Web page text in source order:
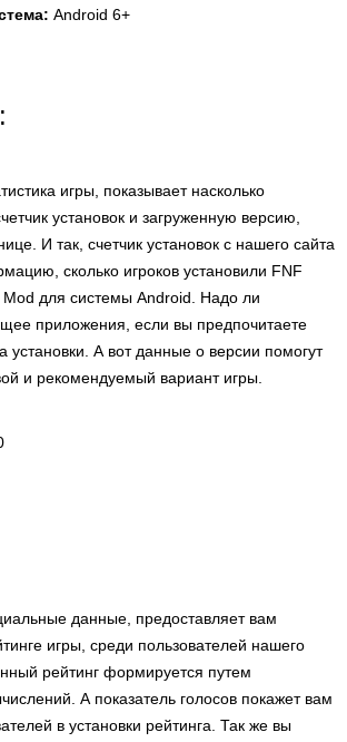
Android 6+
игры, показывает насколько
установок и загруженную версию,
И так, счетчик установок с нашего сайта
сколько игроков установили FNF
для системы Android. Надо ли
приложения, если вы предпочитаете
установки. А вот данные о версии помогут
и рекомендуемый вариант игры.
данные, предоставляет вам
игры, среди пользователей нашего
рейтинг формируется путем
А показатель голосов покажет вам
в установки рейтинга. Так же вы